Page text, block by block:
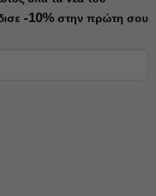
-10%στην πρώτη σου